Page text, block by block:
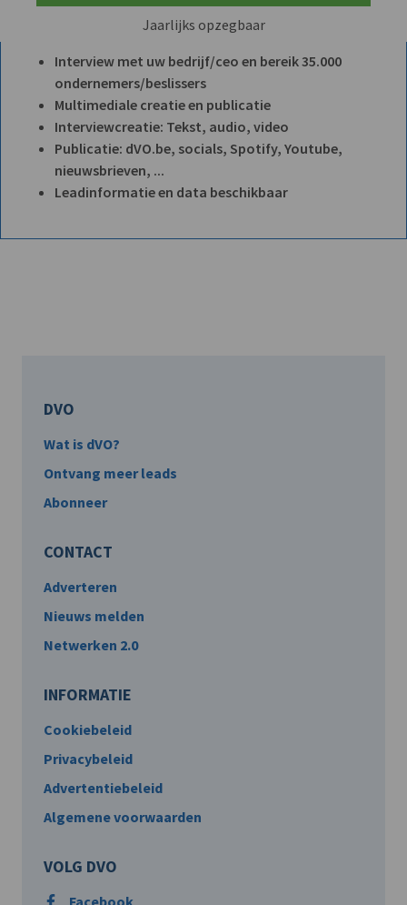
Jaarlijks opzegbaar
Interview met uw bedrijf/ceo en bereik 35.000
ondernemers/beslissers
Multimediale creatie en publicatie
Interviewcreatie: Tekst, audio, video
Publicatie: dVO.be, socials, Spotify, Youtube,
nieuwsbrieven, ...
Leadinformatie en data beschikbaar
DVO
Wat is dVO?
Ontvang meer leads
Abonneer
CONTACT
Adverteren
Nieuws melden
Netwerken 2.0
INFORMATIE
Cookiebeleid
Privacybeleid
Advertentiebeleid
Algemene voorwaarden
VOLG DVO
Facebook